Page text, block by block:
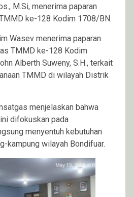
M.Si, menerima paparan
ke-128 Kodim 1708/BN.
Wasev menerima paparan
TMMD ke-128 Kodim
Alberth Suweny, S.H., terkait
TMMD di wilayah Distrik
menjelaskan bahwa
difokuskan pada
menyentuh kebutuhan
kampung wilayah Bondifuar.